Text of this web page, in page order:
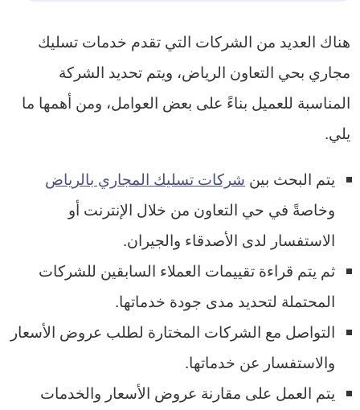
هناك العديد من الشركات التي تقدم خدمات تسليك
مجاري بحي التعاون الرياض، ويتم تحديد الشركة
المناسبة للعميل بناءً على بعض العوامل، ومن أهمها ما
يلي.
يتم البحث بين شركات تسليك المجاري بالرياض
وخاصةً في حي التعاون من خلال الإنترنت أو
الاستفسار لدى الأصدقاء والجيران.
ثم يتم قراءة تقييمات العملاء السابقين للشركات
المحتملة لتحديد مدى جودة خدماتها.
التواصل مع الشركات المختارة لطلب عروض الأسعار
والاستفسار عن خدماتها.
يتم العمل على مقارنة عروض الأسعار والخدمات